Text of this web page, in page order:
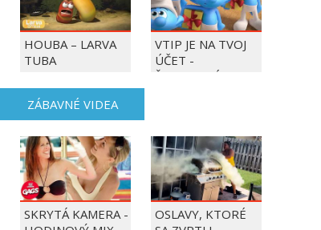
HOUBA – LARVA
TUBA
VTIP JE NA TVOJ
ÚČET -
ŠMOULOVÉ
ZÁBAVNÉ VIDEA
SKRYTÁ KAMERA -
OSLAVY, KTORÉ